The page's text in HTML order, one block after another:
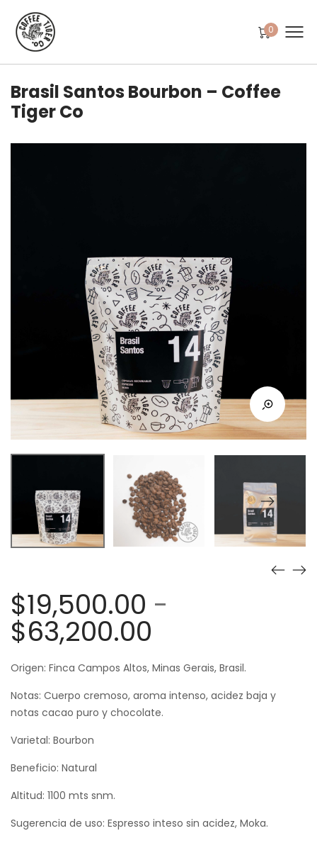
0
Brasil Santos Bourbon – Coffee
Tiger Co
$19,500.00 -
$63,200.00
de
precios:
desde
Origen: Finca Campos Altos, Minas Gerais, Brasil.
Notas: Cuerpo cremoso, aroma intenso, acidez baja y
notas cacao puro y chocolate.
Varietal: Bourbon
Beneficio: Natural
Altitud: 1100 mts snm.
Sugerencia de uso: Espresso inteso sin acidez, Moka.